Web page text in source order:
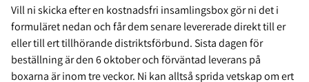
Vill ni skicka efter en kostnadsfri insamlingsbox gör ni det i
formuläret nedan och får dem senare levererade direkt till er
eller till ert tillhörande distriktsförbund. Sista dagen för
beställning är den 6 oktober och förväntad leverans på
boxarna är inom tre veckor. Ni kan alltså sprida vetskap om ert